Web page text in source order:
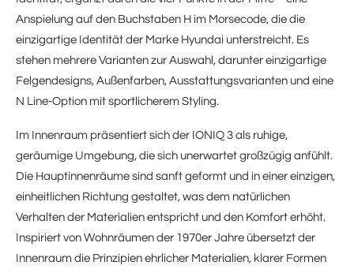
Anspielung auf den Buchstaben H im Morsecode, die die
einzigartige Identität der Marke Hyundai unterstreicht. Es
stehen mehrere Varianten zur Auswahl, darunter einzigartige
Felgendesigns, Außenfarben, Ausstattungsvarianten und eine
N Line-Option mit sportlicherem Styling.
Im Innenraum präsentiert sich der IONIQ 3 als ruhige,
geräumige Umgebung, die sich unerwartet großzügig anfühlt.
Die Hauptinnenräume sind sanft geformt und in einer einzigen,
einheitlichen Richtung gestaltet, was dem natürlichen
Verhalten der Materialien entspricht und den Komfort erhöht.
Inspiriert von Wohnräumen der 1970er Jahre übersetzt der
Innenraum die Prinzipien ehrlicher Materialien, klarer Formen